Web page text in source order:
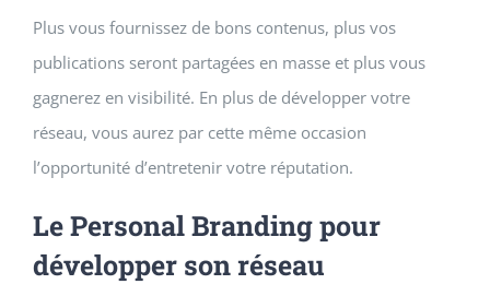
Plus vous fournissez de bons contenus, plus vos
publications seront partagées en masse et plus vous
gagnerez en visibilité. En plus de développer votre
réseau, vous aurez par cette même occasion
l’opportunité d’entretenir votre réputation.
Le Personal Branding pour
développer son réseau